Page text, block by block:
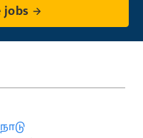
jobs